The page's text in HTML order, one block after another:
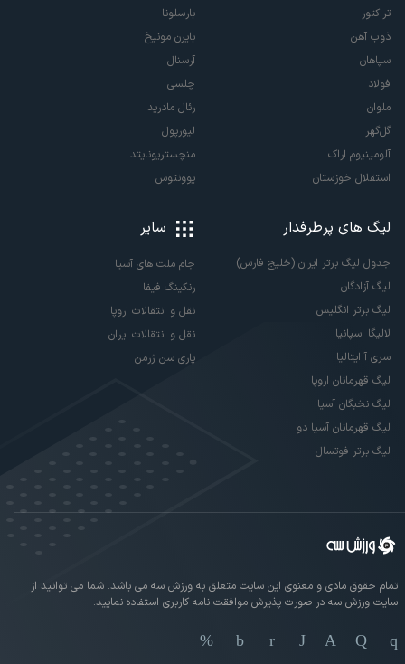
تراکتور
ذوب آهن
سپاهان
فولاد
ملوان
گل‌گهر
آلومینیوم اراک
استقلال خوزستان
بارسلونا
بایرن مونیخ
آرسنال
چلسی
رئال مادرید
لیورپول
منچستریونایتد
یوونتوس
لیگ های پرطرفدار
جدول لیگ برتر ایران (خلیج فارس)
لیگ آزادگان
لیگ برتر انگلیس
لالیگا اسپانیا
سری آ ایتالیا
لیگ قهرمانان اروپا
لیگ نخبگان آسیا
لیگ قهرمانان آسیا دو
لیگ برتر فوتسال
سایر
جام ملت های آسیا
رنکینگ فیفا
نقل و انتقالات اروپا
نقل و انتقالات ایران
پاری سن ژرمن
تمام حقوق مادی و معنوی این سایت متعلق به ورزش سه می باشد. شما می توانید از
سایت ورزش سه در صورت پذیرش موافقت نامه کاربری استفاده نمایید.